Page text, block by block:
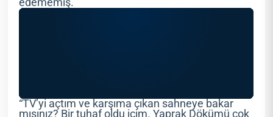
“TV’yi açtım ve karşıma çıkan sahneye bakar
mısınız? Bir tuhaf oldu içim. Yaprak Dökümü çok